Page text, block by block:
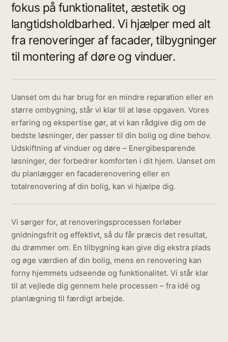
fokus på funktionalitet, æstetik og
langtidsholdbarhed. Vi hjælper med alt
fra renoveringer af facader, tilbygninger
til montering af døre og vinduer.
Uanset om du har brug for en mindre reparation eller en
større ombygning, står vi klar til at løse opgaven. Vores
erfaring og ekspertise gør, at vi kan rådgive dig om de
bedste løsninger, der passer til din bolig og dine behov.
Udskiftning af vinduer og døre – Energibesparende
løsninger, der forbedrer komforten i dit hjem. Uanset om
du planlægger en facaderenovering eller en
totalrenovering af din bolig, kan vi hjælpe dig.
Vi sørger for, at renoveringsprocessen forløber
gnidningsfrit og effektivt, så du får præcis det resultat,
du drømmer om. En tilbygning kan give dig ekstra plads
og øge værdien af din bolig, mens en renovering kan
forny hjemmets udseende og funktionalitet. Vi står klar
til at vejlede dig gennem hele processen – fra idé og
planlægning til færdigt arbejde.